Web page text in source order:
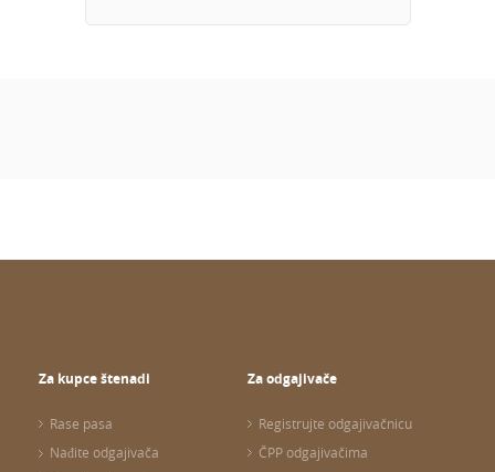
Za kupce štenadi
Rase pasa
Nađite odgajivača
Za odgajivače
Registrujte odgajivačnicu
ČPP odgajivačima